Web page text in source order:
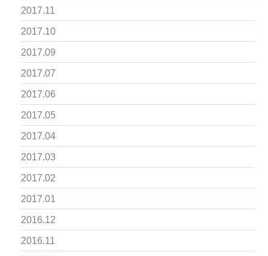
2017.11
2017.10
2017.09
2017.07
2017.06
2017.05
2017.04
2017.03
2017.02
2017.01
2016.12
2016.11